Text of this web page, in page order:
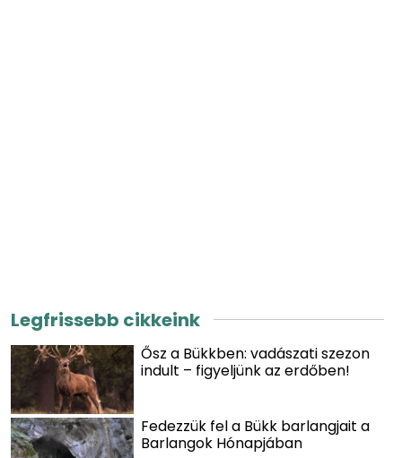
Legfrissebb cikkeink
Ősz a Bükkben: vadászati szezon
indult – figyeljünk az erdőben!
Fedezzük fel a Bükk barlangjait a
Barlangok Hónapjában